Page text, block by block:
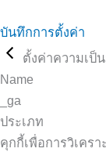
บันทึกการตั้งค่า
ตั้งค่าความเป็
Name
_ga
ประเภท
คุกกี้เพื่อการวิเครา